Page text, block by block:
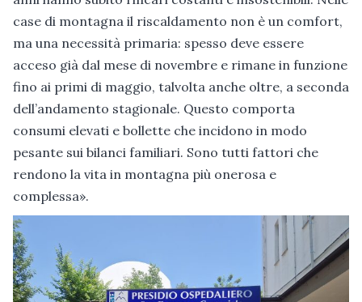
case di montagna il riscaldamento non è un comfort,
ma una necessità primaria: spesso deve essere
acceso già dal mese di novembre e rimane in funzione
fino ai primi di maggio, talvolta anche oltre, a seconda
dell’andamento stagionale. Questo comporta
consumi elevati e bollette che incidono in modo
pesante sui bilanci familiari. Sono tutti fattori che
rendono la vita in montagna più onerosa e
complessa».